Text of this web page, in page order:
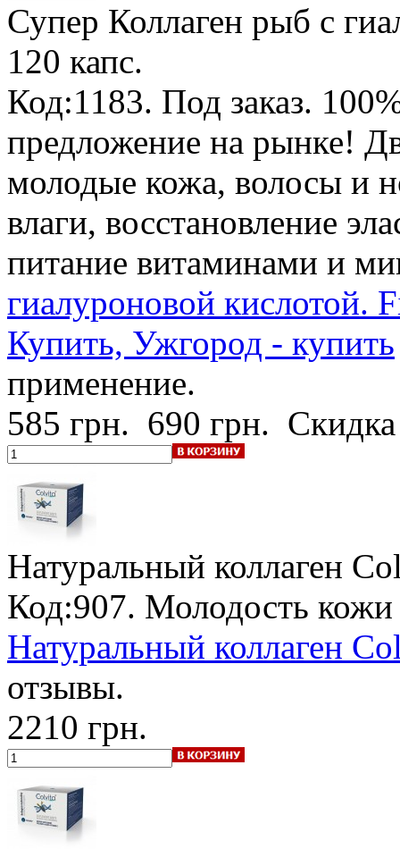
Супер Коллаген рыб с
120 капс.
Код:1183. Под заказ.
предложение на рынке!
молодые кожа, волосы и
влаги, восстановление
питание витаминами и
гиалуроновой кислотой.
Купить, Ужгород - купить
применение.
585 грн. 690 грн.
Натуральный коллаген
Код:907. Молодость кожи
Натуральный коллаген
отзывы.
2210 грн.